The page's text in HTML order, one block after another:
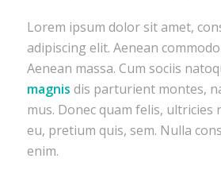
Lorem ipsum dolor sit amet,
adipiscing elit. Aenean
Aenean massa. Cum sociis
magnis dis parturient montes,
mus. Donec quam felis, ultricies
eu, pretium quis, sem. Nulla
enim.